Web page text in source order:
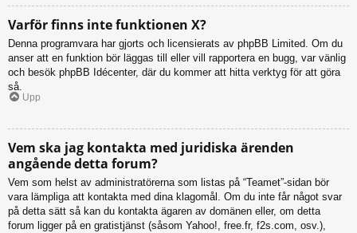
Varför finns inte funktionen X?
Denna programvara har gjorts och licensierats av phpBB Limited. Om du
anser att en funktion bör läggas till eller vill rapportera en bugg, var vänlig
och besök phpBB Idécenter, där du kommer att hitta verktyg för att göra
så.
Upp
Vem ska jag kontakta med juridiska ärenden
angående detta forum?
Vem som helst av administratörerna som listas på “Teamet”-sidan bör
vara lämpliga att kontakta med dina klagomål. Om du inte får något svar
på detta sätt så kan du kontakta ägaren av domänen eller, om detta
forum ligger på en gratistjänst (såsom Yahoo!, free.fr, f2s.com, osv.),